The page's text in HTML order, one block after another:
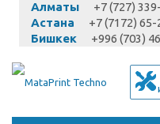
Алматы
+7 (727)
Астана
+7 (7172) 65-
Бишкек
+996 (703)